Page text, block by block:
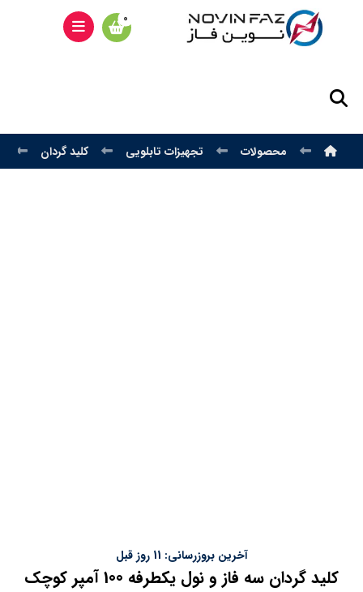
محصولات تجهیزات تابلویی کلید گردان
آخرین بروزرسانی: 11 روز قبل
کلید گردان سه فاز و نول یکطرفه 100 آمپر کوچک